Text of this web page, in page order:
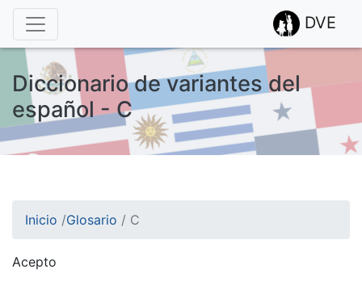
DVE
Diccionario de variantes del
español - C
Inicio /Glosario / C
Acepto